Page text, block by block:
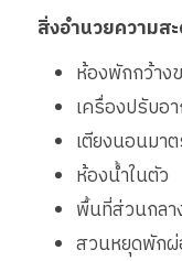
สิ่งอำนวยความส
ห้องพักกว้าง
เครื่องปรับอ
เตียงนอนมา
ห้องน้ำในตัว
พื้นที่ส่วนกลา
สวนหยุดพัก